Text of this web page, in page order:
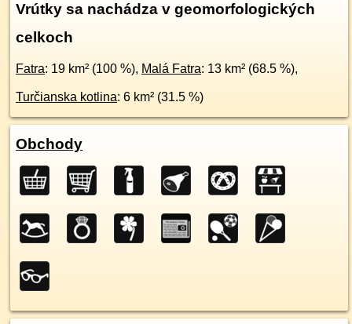
Vrútky sa nachádza v geomorfologických
celkoch
Fatra: 19 km² (100 %), Malá Fatra: 13 km² (68.5 %),
Turčianska kotlina: 6 km² (31.5 %)
Obchody